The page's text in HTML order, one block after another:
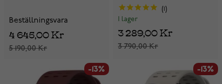
Beställningsvara
5 190,00 Kr
4 645,00 Kr
I lager
3 790,00 Kr
3 289,00 Kr
-13% -13%